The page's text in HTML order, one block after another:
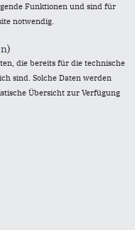
Funktionen und sind für
notwendig.
)
die bereits für die technische
sind. Solche Daten werden
Übersicht zur Verfügung